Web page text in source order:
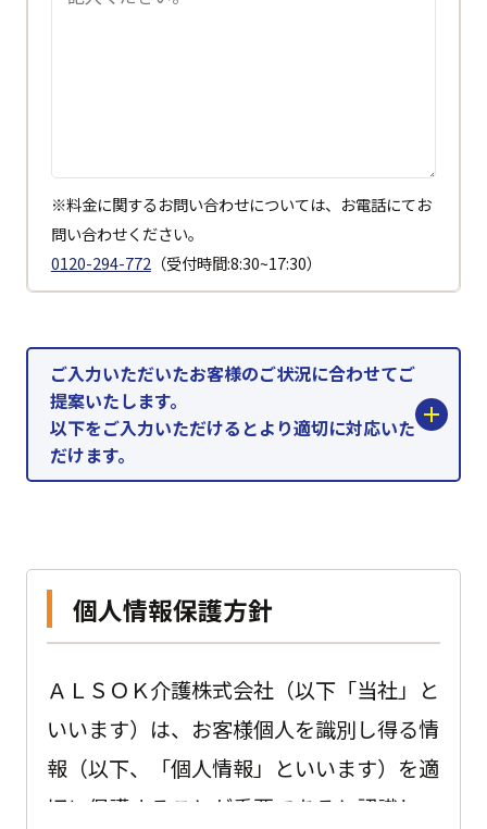
※料金に関するお問い合わせについては、お電話にてお
問い合わせください。
0120-294-772（受付時間:8:30~17:30）
ご入力いただいたお客様のご状況に合わせてご
提案いたします。
以下をご入力いただけるとより適切に対応いた
だけます。
個人情報保護方針
ＡＬＳＯＫ介護株式会社（以下「当社」と
いいます）は、お客様個人を識別し得る情
報（以下、「個人情報」といいます）を適
切に保護することが重要であると認識し、